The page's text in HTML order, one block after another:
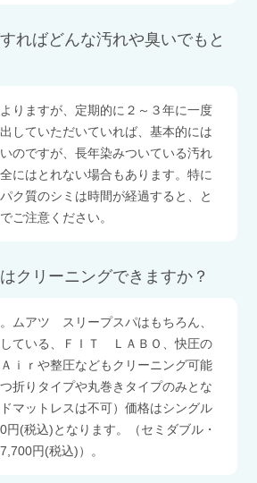
ればどんな汚れや臭いでもと
りますが、定期的に２～３年に一度
していただいていれば、基本的には
のですが、長年染みついている汚れ
にはとれない場合もあります。特に
ク質のシミは時間が経過すると、と
ご注意ください。
クリーニングできますか？
ムアツ スリープスパはもちろん、
ている、ＦＩＴ ＬＡＢＯ、快圧の
ｉｒや整圧などもクリーニング可能
折りタイプや丸巻きタイプのみとな
マットレスは不可）価格はシングル
円(税込)となります。（セミダブル・
円(税込)）。